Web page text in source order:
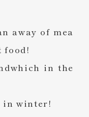
away of mea
food!
in the
in winter!